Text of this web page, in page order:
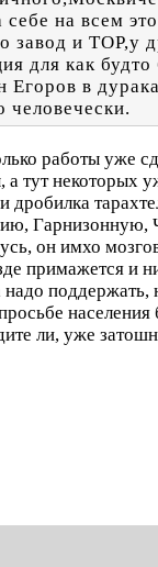
себе на всем
завод и ТОР,у
для как
Егоров в
человечески.
работы уже
а тут некоторых
дробилка
Гарнизонную,
он имхо
примажется и
поддержать,
населения
ли, уже